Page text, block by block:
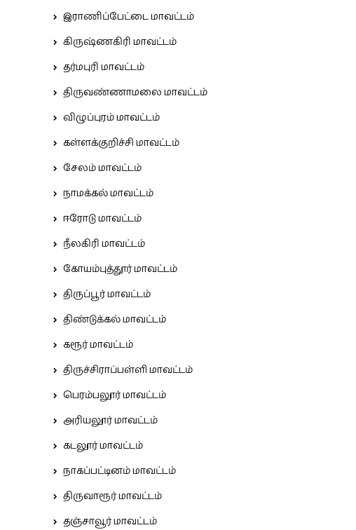
இராணிப்பேட்டை மாவட்டம்
கிருஷ்ணகிரி மாவட்டம்
தர்மபுரி மாவட்டம்
திருவண்ணாமலை மாவட்டம்
விழுப்புரம் மாவட்டம்
கள்ளக்குறிச்சி மாவட்டம்
சேலம் மாவட்டம்
நாமக்கல் மாவட்டம்
ஈரோடு மாவட்டம்
நீலகிரி மாவட்டம்
கோயம்புத்தூர் மாவட்டம்
திருப்பூர் மாவட்டம்
திண்டுக்கல் மாவட்டம்
கரூர் மாவட்டம்
திருச்சிராப்பள்ளி மாவட்டம்
பெரம்பலூர் மாவட்டம்
அரியலூர் மாவட்டம்
கடலூர் மாவட்டம்
நாகப்பட்டினம் மாவட்டம்
திருவாரூர் மாவட்டம்
தஞ்சாவூர் மாவட்டம்